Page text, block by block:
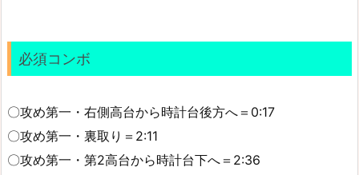
必須コンボ
〇攻め第一・右側高台から時計台後方へ＝0:17
〇攻め第一・裏取り＝2:11
〇攻め第一・第2高台から時計台下へ＝2:36